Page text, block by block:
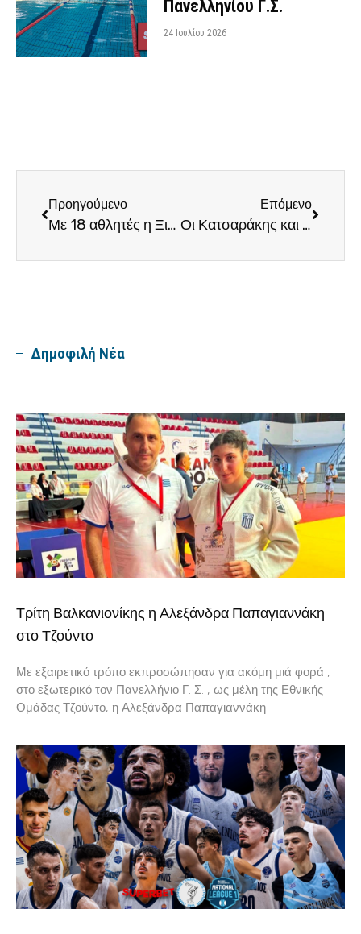
Πανελληνίου Γ.Σ.
24 Ιουλίου 2026
Προηγούμενο
Με 18 αθλητές η Ξιφασκία του Π.Γ.Σ. στη Βάρη για το Κύπελλο Μονομαχίας
Επόμενο
Οι Κατσαράκης και Γκάντμπουρι ξεχώρισαν στην Βάρη για τον Π.Γ.Σ.
Δημοφιλή Νέα
Τρίτη Βαλκανιονίκης η Αλεξάνδρα Παπαγιαννάκη
στο Τζούντο
Με εξαιρετικό τρόπο εκπροσώπησαν για ακόμη μιά φορά ,
στο εξωτερικό τον Πανελλήνιο Γ. Σ. , ως μέλη της Εθνικής
Ομάδας Τζούντο, η Αλεξάνδρα Παπαγιαννάκη